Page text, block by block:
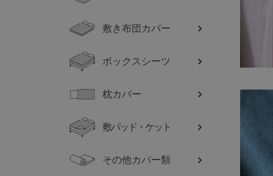
敷き布団カバー
ボックスシーツ
枕カバー
敷パッド・ケット
その他カバー類